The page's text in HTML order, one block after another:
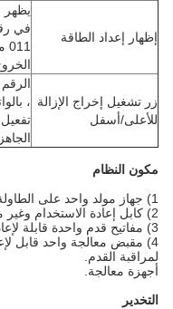
إظهار إعداد الطاقة
في
زر تشغيل إخراج الإزالة
للأعلى/أسفل
،
الجاهز.
مكون النظام
4) مقبض معالجة واحد قابل
لمراقبة القدم.
أجهزة معالجة.
التخدير